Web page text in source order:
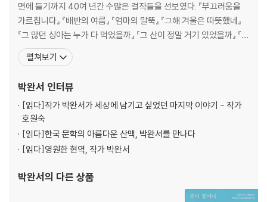
면에 들기까지 40여 년간 수많은 걸작들을 선보였다. 『부끄러움을
가르칩니다』 『배반의 여름』 『엄마의 말뚝』 『그해 겨울은 따뜻했네』
『그 많던 싱아는 누가 다 먹었을까』 『그 산이 정말 거기 있었을까』 『친
절한 복희씨』 『기나긴 하루』 『미망』 등 다수의 작품이 있고, 한국문학
작가상 이상문학상 대한민국문학상 이산문학상 중앙문화대상 현대
순원문학상 호암상 금관문화훈장 등을 수상했
펼쳐보기
박완서 인터뷰
[읽다]작가 박완서가 세상에 남기고 싶었던 마지막 이야기 - 작가
호원숙
[읽다]한국 문학의 아름다운 산맥, 박완서를 만나다
[읽다] 영원한 현역, 작가 박완서
박완서의 다른 상품